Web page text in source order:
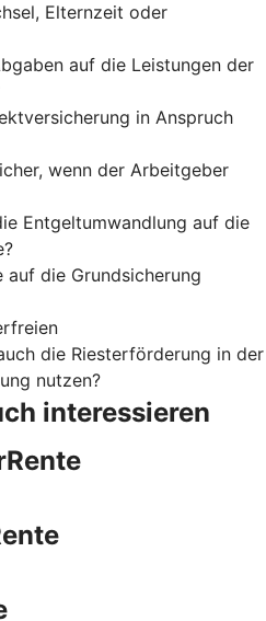
Elternzeit oder
auf die Leistungen der
in Anspruch
wenn der Arbeitgeber
Entgeltumwandlung auf die
die Grundsicherung
die Riesterförderung in der
nutzen?
interessieren